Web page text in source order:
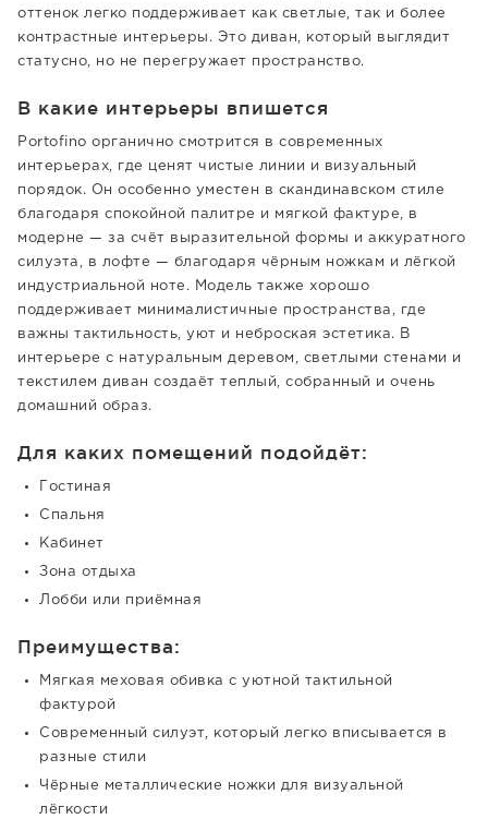
оттенок легко поддерживает как светлые, так и более
контрастные интерьеры. Это диван, который выглядит
статусно, но не перегружает пространство.
В какие интерьеры впишется
Portofino органично смотрится в современных
интерьерах, где ценят чистые линии и визуальный
порядок. Он особенно уместен в скандинавском стиле
благодаря спокойной палитре и мягкой фактуре, в
модерне — за счёт выразительной формы и аккуратного
силуэта, в лофте — благодаря чёрным ножкам и лёгкой
индустриальной ноте. Модель также хорошо
поддерживает минималистичные пространства, где
важны тактильность, уют и неброская эстетика. В
интерьере с натуральным деревом, светлыми стенами и
текстилем диван создаёт теплый, собранный и очень
домашний образ.
Для каких помещений подойдёт:
Гостиная
Спальня
Кабинет
Зона отдыха
Лобби или приёмная
Преимущества:
Мягкая меховая обивка с уютной тактильной
фактурой
Современный силуэт, который легко вписывается в
разные стили
Чёрные металлические ножки для визуальной
лёгкости